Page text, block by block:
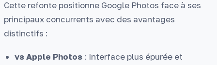
Cette refonte positionne Google Photos face à ses
principaux concurrents avec des avantages
distinctifs :
vs Apple Photos : Interface plus épurée et